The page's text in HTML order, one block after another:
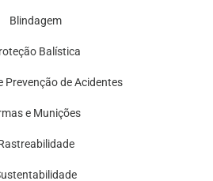
Blindagem
Balística
Prevenção de Acidentes
e Munições